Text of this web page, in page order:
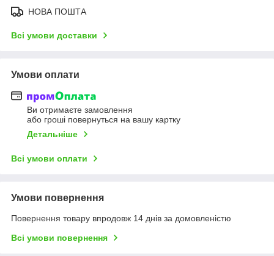
НОВА ПОШТА
Всі умови доставки
Умови оплати
Ви отримаєте замовлення
або гроші повернуться на вашу картку
Детальніше
Всі умови оплати
Умови повернення
Повернення товару впродовж 14 днів за домовленістю
Всі умови повернення